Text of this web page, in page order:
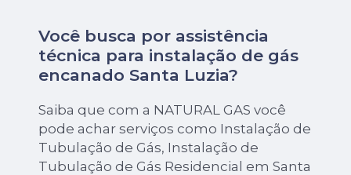
Você busca por assistência
técnica para instalação de gás
encanado Santa Luzia?
Saiba que com a NATURAL GAS você
pode achar serviços como Instalação de
Tubulação de Gás, Instalação de
Tubulação de Gás Residencial em Santa